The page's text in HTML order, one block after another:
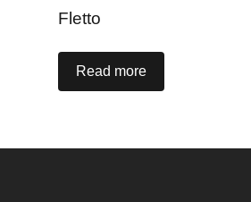
Fletto
Read more